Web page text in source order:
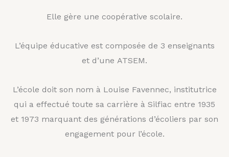
Elle gère une coopérative scolaire.
L’équipe éducative est composée de 3 enseignants
et d’une ATSEM.
L’école doit son nom à Louise Favennec, institutrice
qui a effectué toute sa carrière à Silfiac entre 1935
et 1973 marquant des générations d’écoliers par son
engagement pour l’école.